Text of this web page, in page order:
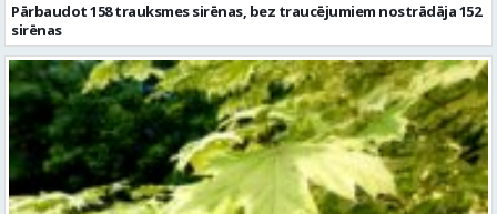
Pārbaudot 158 trauksmes sirēnas, bez traucējumiem nostrādāja 152
sirēnas